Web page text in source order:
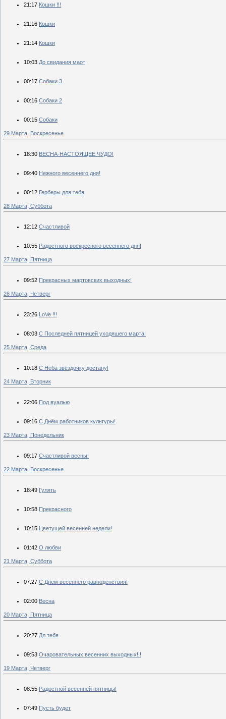
21:17 Кошки !!!
21:16 Кошки
21:14 Кошки
10:03 До свидания маот
00:17 Собаки 3
00:16 Собаки 2
00:15 Собаки
29 Марта, Воскресенье
18:30 ВЕСНА-НАСТОЯЩЕЕ ЧУДО!
09:40 Нежного весеннего дня!
00:12 Герберы для тебя
28 Марта, Суббота
12:12 Счастливой
10:55 Радостного воскресного весеннего дня!
27 Марта, Пятница
09:52 Прекрасных мартовских выходных!
26 Марта, Четверг
23:26 LoVe !!!
08:03 С Последней пятницей уходяшего марта!
25 Марта, Среда
10:18 С Неба звёздочку достану!
24 Марта, Вторник
22:06 Под вуалью
09:16 С Днём работников культуры!
23 Марта, Понедельник
09:17 Счастливой весны!
22 Марта, Воскресенье
18:49 Гулять
10:58 Прекрасного
10:15 Цветущей весенней недели!
01:42 О любви
21 Марта, Суббота
07:27 С Днём весеннего равноденствия!
02:00 Весна
20 Марта, Пятница
20:27 Дл тебя
09:53 Очаровательных весенних выходных!!!
19 Марта, Четверг
08:55 Радостной весенней пятницы!
07:49 Пусть будет